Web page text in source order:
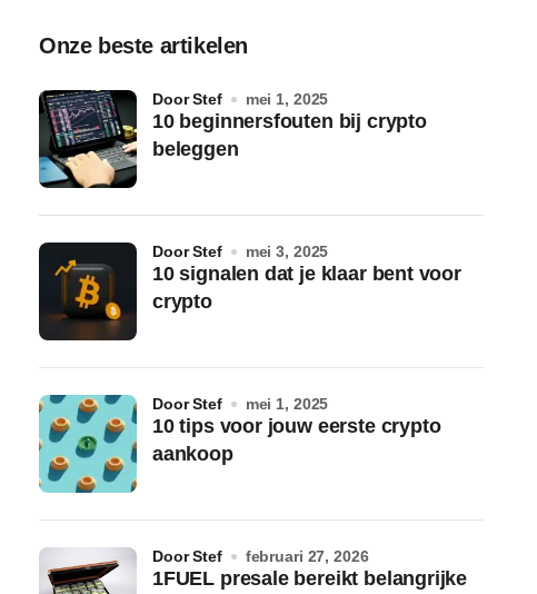
Onze beste artikelen
10 beginnersfouten bij crypto
beleggen
door Stef mei 1, 2025
10 signalen dat je klaar bent voor
crypto
door Stef mei 3, 2025
10 tips voor jouw eerste crypto
aankoop
door Stef mei 1, 2025
1FUEL presale bereikt belangrijke
door Stef februari 27, 2026